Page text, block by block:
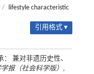
/ lifestyle characteristic
引用格式 ▾
兼对非遗历史性、
报（社会科学版） ,